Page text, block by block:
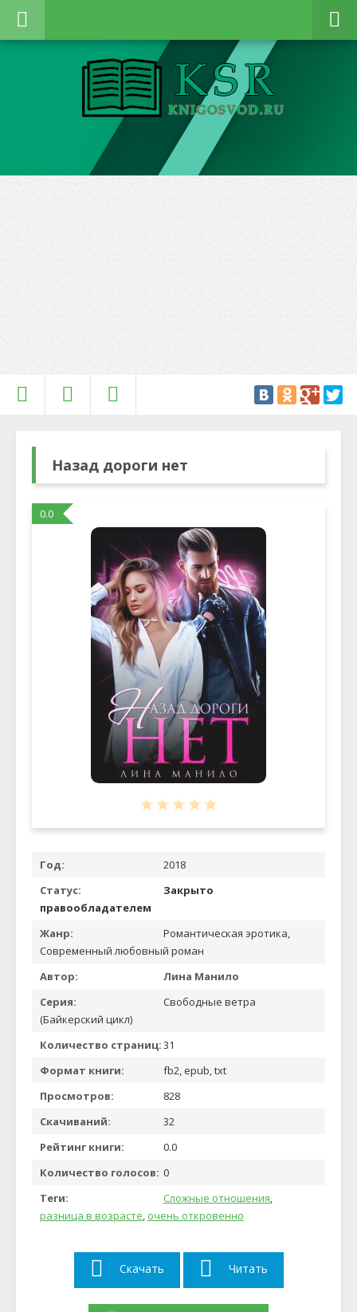
Назад дороги нет
0.0
Год:
2018
Статус:
Закрыто
правообладателем
Жанр:
Романтическая эротика,
Современный любовный роман
Автор:
Лина Манило
Серия:
Свободные ветра
(Байкерский цикл)
Количество страниц:31
Формат книги:
fb2, epub, txt
Просмотров:
828
Скачиваний:
32
Рейтинг книги:
0.0
Количество голосов: 0
Теги:
Сложные отношения,
разница в возрасте, очень откровенно
Скачать Читать